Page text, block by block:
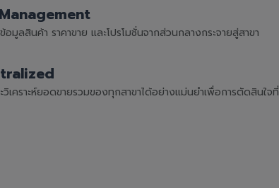
อมูลสินค้า ราคาขาย และโปรโมชั่นจากส่วนกลางกระจายสู่สาขา
เคราะห์ยอดขายรวมของทุกสาขาได้อย่างแม่นยำเพื่อการตัดสินใจที่